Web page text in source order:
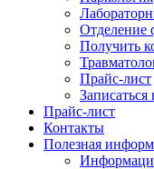
Отделение
Получить
Прайс-лист
Прайс-лист
Контакты
Полезная